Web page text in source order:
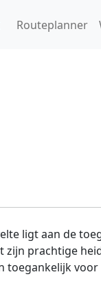
Routeplanner
ligt aan de
zijn prachtige
toegankelijk